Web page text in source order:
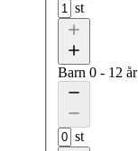
st
Barn 0 - 12 år
st